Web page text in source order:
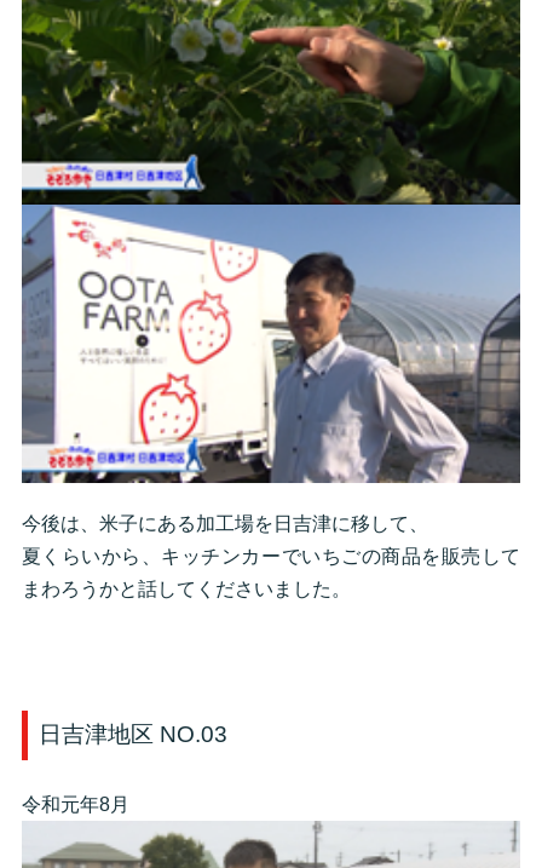
今後は、米子にある加工場を日吉津に移して、
夏くらいから、キッチンカーでいちごの商品を販売して
まわろうかと話してくださいました。
日吉津地区 NO.03
令和元年8月